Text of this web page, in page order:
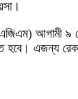
(এজিএম) আগামী ৯
হবে। এজন্য